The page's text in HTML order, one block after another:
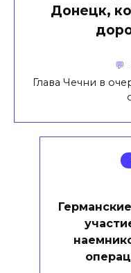
Донецк,
Глава Чечни в